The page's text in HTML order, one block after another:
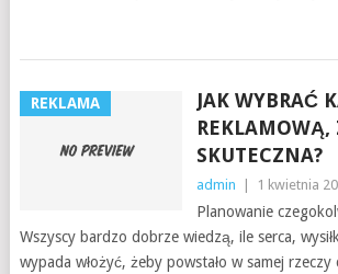
REKLAMA
JAK WYBRAĆ
REKLAMOWĄ,
SKUTECZNA?
admin 1 kwietnia
Planowanie
Wszyscy bardzo dobrze wiedzą, ile serca,
wypada włożyć, żeby powstało w samej